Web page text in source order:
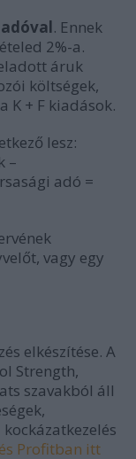
. Ennek
2%-a.
áruk
költségek,
K + F kiadások.
lesz:
–
adó =
vagy egy
elkészítése. A
Strength,
szavakból áll
Profitban itt